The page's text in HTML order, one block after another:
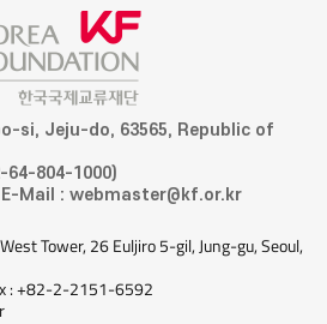
si, Jeju-do, 63565, Republic of
64-804-1000)
E-Mail : webmaster@kf.or.kr
Tower, 26 Euljiro 5-gil, Jung-gu, Seoul,
: +82-2-2151-6592